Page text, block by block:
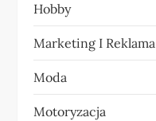
i
s
u
Hobby
Marketing I Reklama
Moda
Motoryzacja